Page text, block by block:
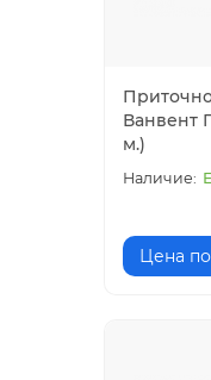
Ванвент
м.)
Цена